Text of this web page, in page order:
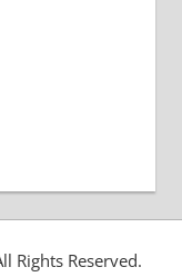
Rights Reserved.